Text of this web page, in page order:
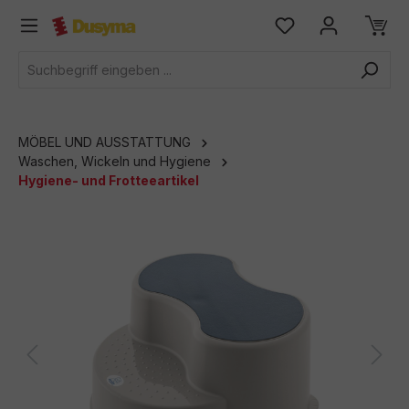
springen
MÖBEL UND AUSSTATTUNG
Waschen, Wickeln und Hygiene
Hygiene- und Frotteeartikel
Bildergalerie überspringen